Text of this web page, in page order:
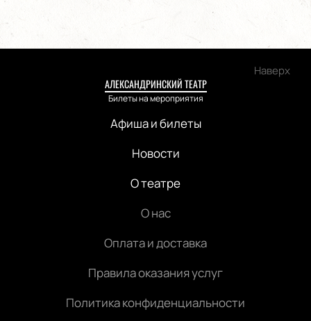
Наверх
АЛЕКСАНДРИНСКИЙ ТЕАТР
Билеты на мероприятия
Афиша и билеты
Новости
О театре
О нас
Оплата и доставка
Правила оказания услуг
Политика конфиденциальности